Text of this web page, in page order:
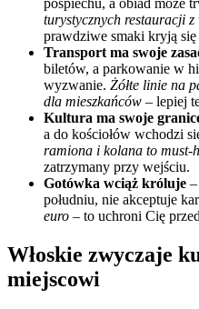
pośpiechu, a obiad może
turystycznych restauracji
prawdziwe smaki kryją
Transport ma swoje
biletów, a parkowanie w
wyzwanie. Żółte linie na
dla mieszkańców – lepiej
Kultura ma swoje
a do kościołów wchodzi
ramiona i kolana to must-
zatrzymany przy wejściu.
Gotówka wciąż króluje
południu, nie akceptuje
euro – to uchroni Cię
Włoskie zwyczaje
miejscowi